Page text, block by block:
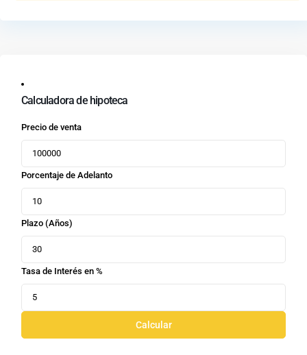
Calculadora de hipoteca
Precio de venta
Porcentaje de Adelanto
Plazo (Años)
Tasa de Interés en %
Calcular